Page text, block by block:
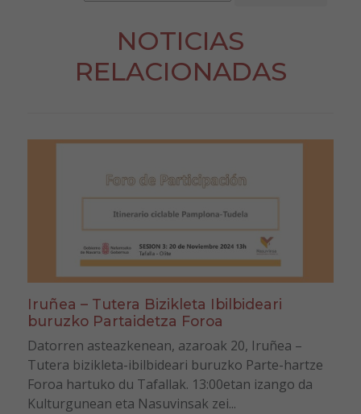
NOTICIAS
RELACIONADAS
Iruñea – Tutera Bizikleta Ibilbideari
buruzko Partaidetza Foroa
Datorren asteazkenean, azaroak 20, Iruñea –
Tutera bizikleta-ibilbideari buruzko Parte-hartze
Foroa hartuko du Tafallak. 13:00etan izango da
Kulturgunean eta Nasuvinsak zei...